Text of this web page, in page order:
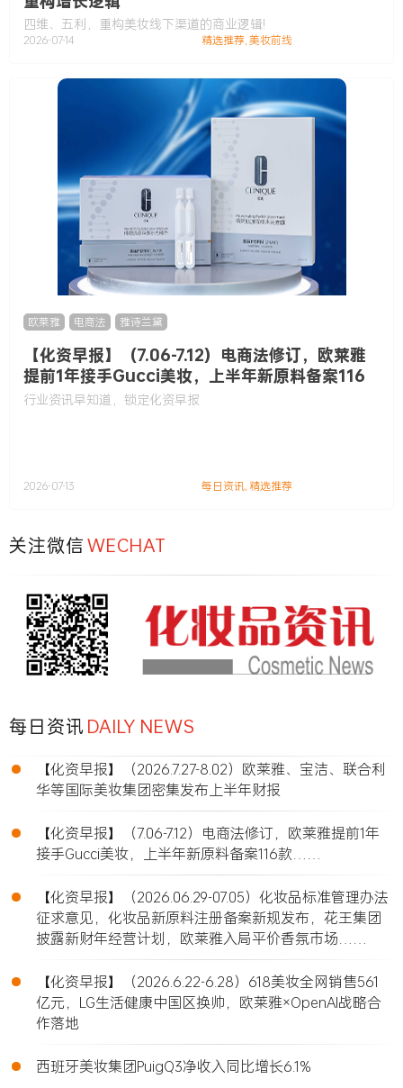
四维、五利，重构美妆线下渠道的商业逻辑!
2026-07-14 精选推荐,美妆前线
欧莱雅 电商法 雅诗兰黛
【化资早报】（7.06-7.12）电商法修订，欧莱雅
提前1年接手Gucci美妆，上半年新原料备案116
款……
行业资讯早知道，锁定化资早报
2026-07-13 每日资讯,精选推荐
关注微信WECHAT
每日资讯DAILY NEWS
•
【化资早报】（2026.7.27-8.02）欧莱雅、宝洁、联合利
华等国际美妆集团密集发布上半年财报
•
【化资早报】（7.06-7.12）电商法修订，欧莱雅提前1年
接手Gucci美妆，上半年新原料备案116款……
•
【化资早报】（2026.06.29-07.05）化妆品标准管理办法
征求意见，化妆品新原料注册备案新规发布，花王集团
披露新财年经营计划，欧莱雅入局平价香氛市场……
•
【化资早报】（2026.6.22-6.28）618美妆全网销售561
亿元，LG生活健康中国区换帅，欧莱雅×OpenAI战略合
作落地
• 西班牙美妆集团PuigQ3净收入同比增长6.1%